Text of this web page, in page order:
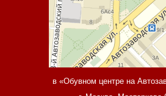
в «Обувном центре на